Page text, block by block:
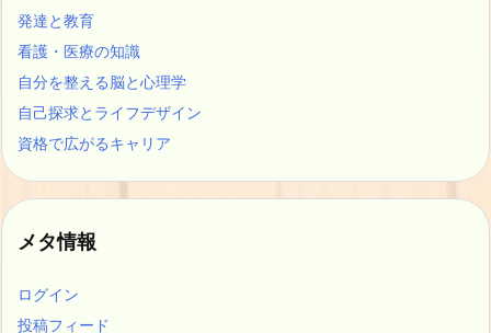
発達と教育
看護・医療の知識
自分を整える脳と心理学
自己探求とライフデザイン
資格で広がるキャリア
メタ情報
ログイン
投稿フィード